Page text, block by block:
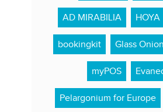
AD MIRABILIA HOYA
bookingkit Glass Onion
myPOS
Pelargonium for Europe